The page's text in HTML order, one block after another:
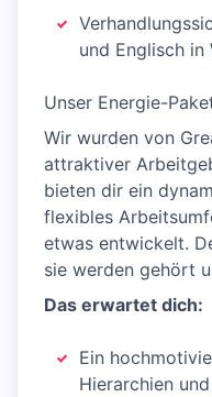
und Englisch
Unser Energie-
Wir wurden von
attraktiver
bieten dir ein
flexibles
etwas entwickelt.
sie werden gehört
Das erwartet dich:
Ein
Hierarchien